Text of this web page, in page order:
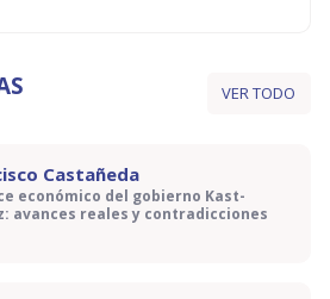
VER TODO
Castañeda
económico del gobierno Kast-
avances reales y contradicciones